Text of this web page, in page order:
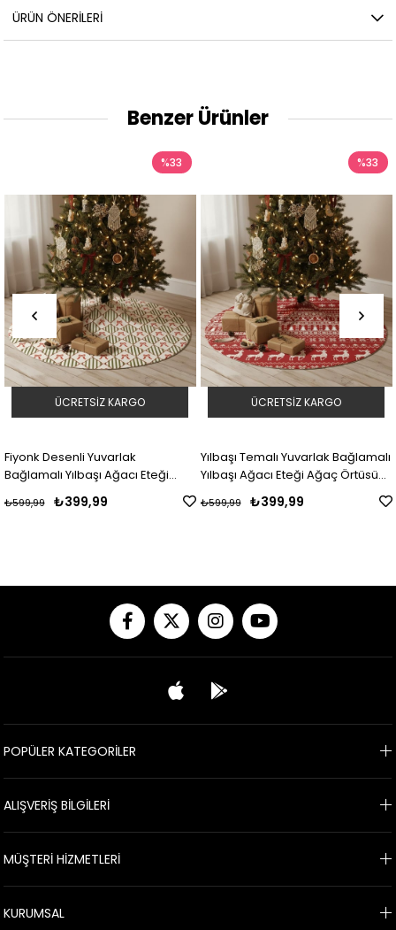
ÜRÜN ÖNERILERI
Benzer Ürünler
Eteği
Yılbaşı Temalı Yuvarlak Bağlamalı
Yılbaşı Ağacı Eteği Ağaç Örtüsü
₺599,99
ÜCRETSIZ KARGO
Yeni Yıl Çiçekleri
Bağlamalı Yılbaşı
Ağaç Örtüsü 101
₺599,99
ÜCRETSIZ
POPÜLER KATEGORİLER
ALIŞVERİŞ BİLGİLERİ
MÜŞTERİ HİZMETLERİ
KURUMSAL